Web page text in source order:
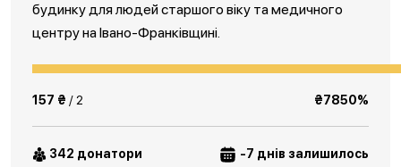
будинку для людей старшого віку та медичного
центру на Івано-Франківщині.
157 ₴ / 2 ₴7850%
342 донатори -7 днів залишилось